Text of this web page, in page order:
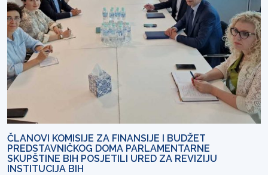
ČLANOVI KOMISIJE ZA FINANSIJE I BUDŽET
PREDSTAVNIČKOG DOMA PARLAMENTARNE
SKUPŠTINE BIH POSJETILI URED ZA REVIZIJU
INSTITUCIJA BIH